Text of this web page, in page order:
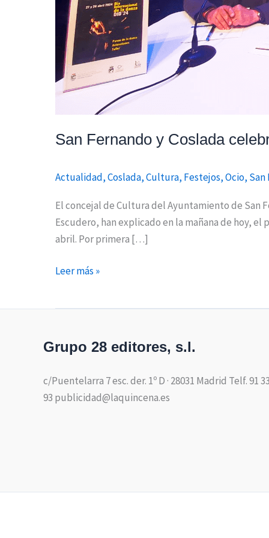
San Fernando y Coslada
Actualidad,Coslada,Cultura, Festejos,Ocio, San
El concejal de Cultura del Ayuntamiento de San
Escudero, han explicado en la mañana de hoy,
abril. Por primera […]
Leer más »
Grupo 28 editores, s.l.
c/Puentelarra 7 esc. der. 1º D · 28031 Madrid Telf. 91
93 publicidad@laquincena.es